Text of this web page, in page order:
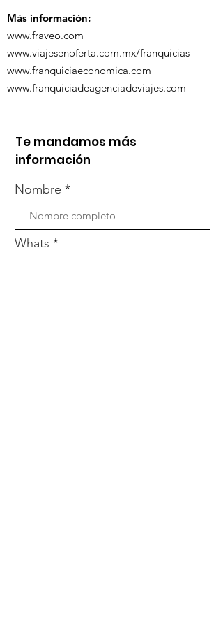
Más información:
www.fraveo.com
www.viajesenoferta.com.mx/franquicias
www.franquiciaeconomica.com
www.franquiciadeagenciadeviajes.com
Te mandamos más
información
Nombre
Whats